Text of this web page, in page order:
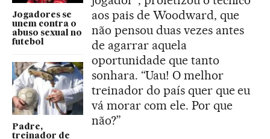
Jogadores se
unem contra o
abuso sexual no
futebol
Padre,
treinador de
aos pais de Woodward, que
não pensou duas vezes antes
de agarrar aquela
oportunidade que tanto
sonhara. “Uau! O melhor
treinador do país quer que eu
vá morar com ele. Por que
não?”